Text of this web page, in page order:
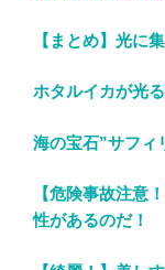
【まとめ】光に
ホタルイカが光
海の宝石”サフィ
【危険事故注意
性があるのだ！